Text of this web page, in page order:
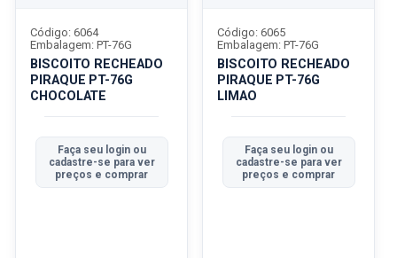
BISCOITO RECHEADO
PIRAQUE PT-76G
CHOCOLATE
Código: 6064
Embalagem: PT-76G
Faça seu login ou
cadastre-se para ver
preços e comprar
BISCOITO RECHEADO
PIRAQUE PT-76G
LIMAO
Código: 6065
Embalagem: PT-76G
Faça seu login ou
cadastre-se para ver
preços e comprar